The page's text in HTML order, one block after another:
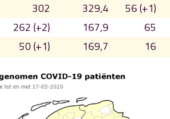
302 329,4
56 (+1)
262 (+2) 167,9
65
50 (+1) 169,7 16